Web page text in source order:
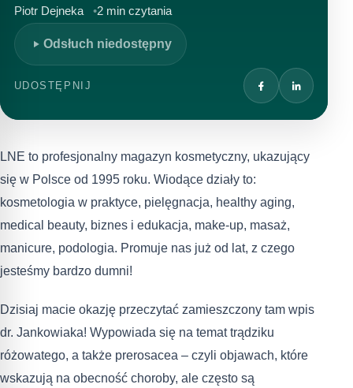
Piotr Dejneka
2 min czytania
Odsłuch niedostępny
UDOSTĘPNIJ
LNE to profesjonalny magazyn kosmetyczny, ukazujący
się w Polsce od 1995 roku. Wiodące działy to:
kosmetologia w praktyce, pielęgnacja, healthy aging,
medical beauty, biznes i edukacja, make-up, masaż,
manicure, podologia. Promuje nas już od lat, z czego
jesteśmy bardzo dumni!
Dzisiaj macie okazję przeczytać zamieszczony tam wpis
dr. Jankowiaka! Wypowiada się na temat trądziku
różowatego, a także prerosacea – czyli objawach, które
wskazują na obecność choroby, ale często są